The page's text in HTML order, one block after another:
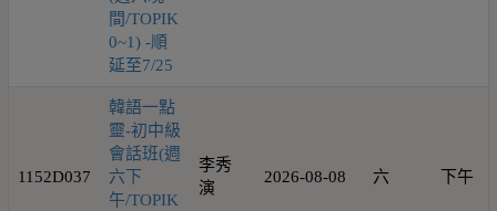
間/TOPIK
0~1) -順
延至7/25
1152D037
韓語一點
靈-初中級
會話班(週
六下
午/TOPIK
李秀
演
2026-08-08 六 下午